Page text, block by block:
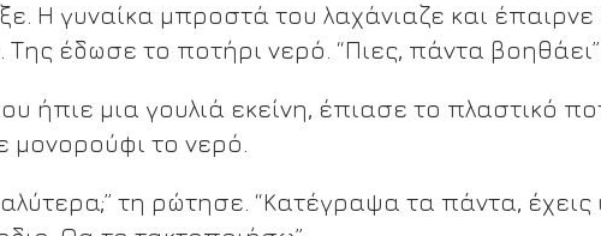
Η γυναίκα μπροστά του λαχάνιαζε και
Της έδωσε το ποτήρι νερό. “Πιες, πάντα βοηθάει”.
ήπιε μια γουλιά εκείνη, έπιασε το πλαστικό
μονορούφι το νερό.
τη ρώτησε. “Κατέγραψα τα πάντα,